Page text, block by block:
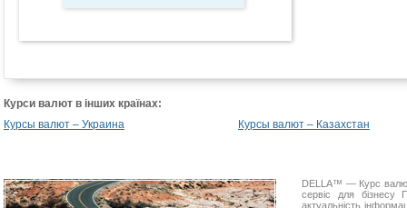
Курси валют в інших країнах:
Курсы валют – Украина
Курсы валют – Казахстан
DELLA™ — Курс
сервіс для
актуальність